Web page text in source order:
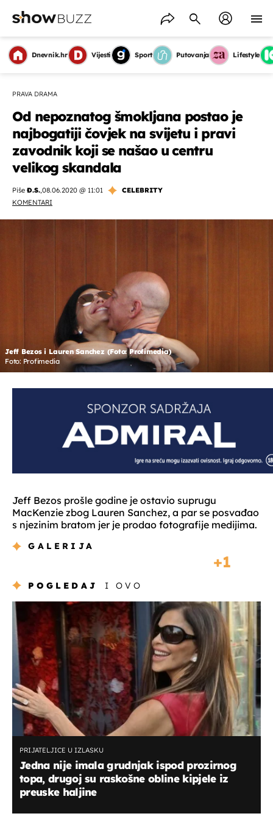
Dnevnik.hr Vijesti Sport Putovanja Lifestyle
PRAVA DRAMA
Od nepoznatog šmokljana postao je
najbogatiji čovjek na svijetu i pravi
zavodnik koji se našao u centru
velikog skandala
Piše Đ.S.,08.06.2020 @ 11:01
CELEBRITY
KOMENTARI
Jeff Bezos i Lauren Sanchez (Foto: Profimedia)
Foto: Profimedia
Jeff Bezos prošle godine je ostavio suprugu
MacKenzie zbog Lauren Sanchez, a par se posvađao
s njezinim bratom jer je prodao fotografije medijima.
GALERIJA
1
POGLEDAJ I OVO
PRIJATELJICE U IZLASKU
Jedna nije imala grudnjak ispod prozirnog
topa, drugoj su raskošne obline kipjele iz
preuske haljine